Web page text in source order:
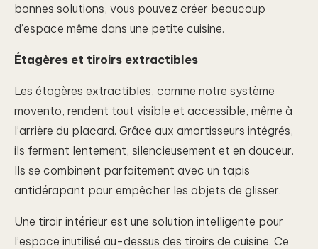
bonnes solutions, vous pouvez créer beaucoup
d’espace même dans une petite cuisine.
Étagères et tiroirs extractibles
Les étagères extractibles, comme notre système
movento, rendent tout visible et accessible, même à
l’arrière du placard. Grâce aux amortisseurs intégrés,
ils ferment lentement, silencieusement et en douceur.
Ils se combinent parfaitement avec un tapis
antidérapant pour empêcher les objets de glisser.
Une tiroir intérieur est une solution intelligente pour
l’espace inutilisé au-dessus des tiroirs de cuisine. Ce